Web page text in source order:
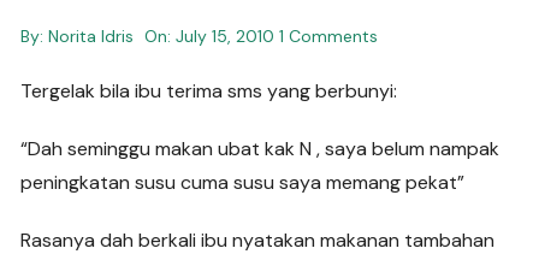
By: Norita Idris On:July 15, 2010 1 Comments
Tergelak bila ibu terima sms yang berbunyi:
“Dah seminggu makan ubat kak N , saya belum nampak
peningkatan susu cuma susu saya memang pekat”
Rasanya dah berkali ibu nyatakan makanan tambahan